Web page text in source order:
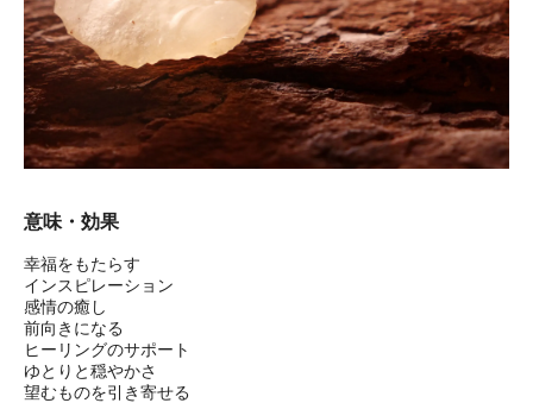
意味・効果
幸福をもたらす
インスピレーション
感情の癒し
前向きになる
ヒーリングのサポート
ゆとりと穏やかさ
望むものを引き寄せる